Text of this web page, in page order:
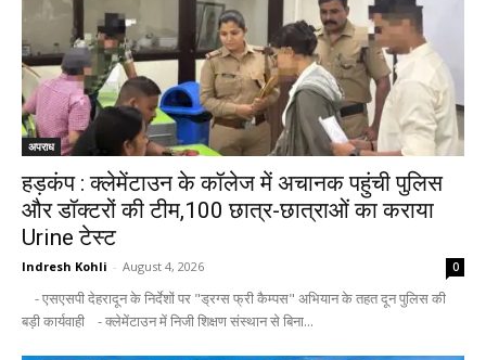
अपराध
हड़कंप : क्लेमेंटाउन के कॉलेज में अचानक पहुंची पुलिस
और डॉक्टरों की टीम,100 छात्र-छात्राओं का कराया
Urine टेस्ट
Indresh Kohli - August 4, 2026 0
- एसएसपी देहरादून के निर्देशों पर "ड्रग्स फ्री कैम्पस" अभियान के तहत दून पुलिस की
बड़ी कार्यवाही - क्लेमेंटाउन में निजी शिक्षण संस्थान से बिना...